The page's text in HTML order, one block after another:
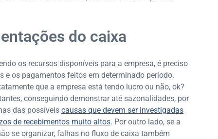
do caixa
os recursos disponíveis para a empresa, é preciso
e os pagamentos feitos em determinado período.
que a empresa está tendo lucro ou não, ok?
conseguindo demonstrar até sazonalidades, por
das possíveis causas que devem ser investigadas
de recebimentos muito altos. Por outro lado, se a
se organizar, falhas no fluxo de caixa também